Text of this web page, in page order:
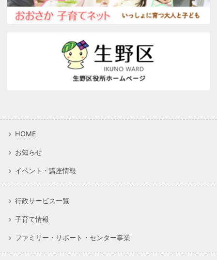
HOME
お知らせ
イベント・講座情報
行政サービス一覧
子育て情報
ファミリー・サポート・センター事業